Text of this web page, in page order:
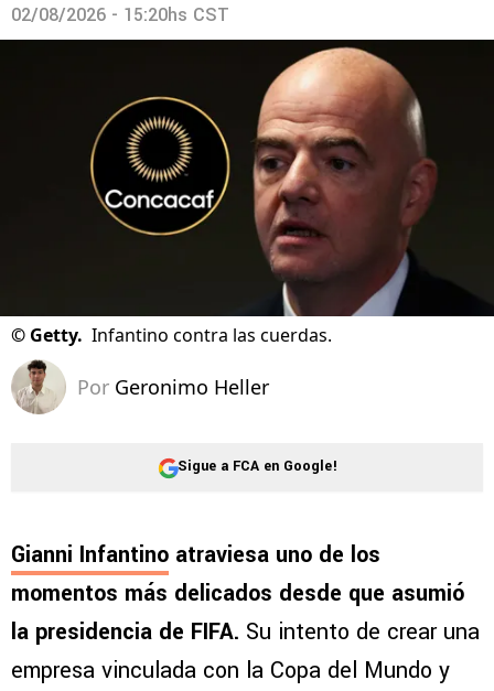
02/08/2026 - 15:20hs CST
© Getty. Infantino contra las cuerdas.
Por Geronimo Heller
Sigue a FCA en Google!
Gianni Infantino atraviesa uno de los
momentos más delicados desde que asumió
la presidencia de FIFA. Su intento de crear una
empresa vinculada con la Copa del Mundo y